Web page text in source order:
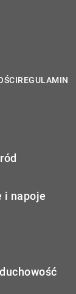
REGULAMIN
i napoje